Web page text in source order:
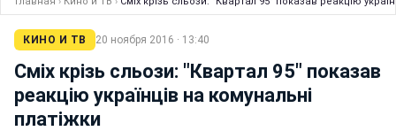
КИНО И ТВ 20 ноября 2016 · 13:40
Сміх крізь сльози: "Квартал 95" показав
реакцію українців на комунальні
платіжки